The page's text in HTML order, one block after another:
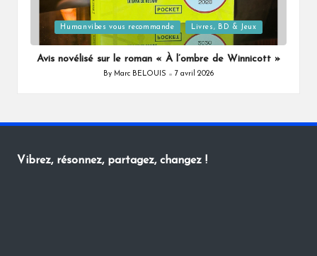
Posted
in
Humanvibes vous recommande Livres, BD & Jeux
Avis novélisé sur le roman « À l’ombre de Winnicott »
Posted
By Marc BELOUIS 7 avril 2026
Vibrez, résonnez, partagez, changez !